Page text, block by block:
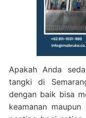
Apakah Anda
tangki di
dengan baik bisa
keamanan